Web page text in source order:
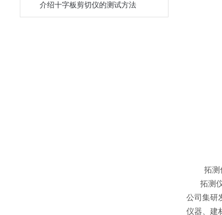
介绍十字板剪切仪的测试方法
拓测
拓测仪
公司集研
仪器、建